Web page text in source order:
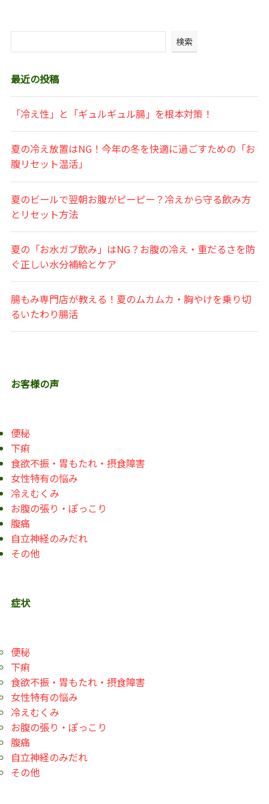
検索
最近の投稿
「冷え性」と「ギュルギュル腸」を根本対策！
夏の冷え放置はNG！今年の冬を快適に過ごすための「お
腹リセット温活」
夏のビールで翌朝お腹がピーピー？冷えから守る飲み方
とリセット方法
夏の「お水ガブ飲み」はNG？お腹の冷え・重だるさを防
ぐ正しい水分補給とケア
腸もみ専門店が教える！夏のムカムカ・胸やけを乗り切
るいたわり腸活
お客様の声
便秘
下痢
食欲不振・胃もたれ・摂食障害
女性特有の悩み
冷えむくみ
お腹の張り・ぽっこり
腹痛
自立神経のみだれ
その他
症状
便秘
下痢
食欲不振・胃もたれ・摂食障害
女性特有の悩み
冷えむくみ
お腹の張り・ぽっこり
腹痛
自立神経のみだれ
その他